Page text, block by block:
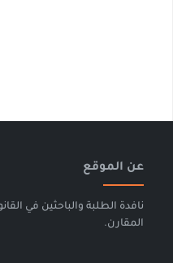
عن الموقع
نافدة الطلبة والباحثين في
المقارن.